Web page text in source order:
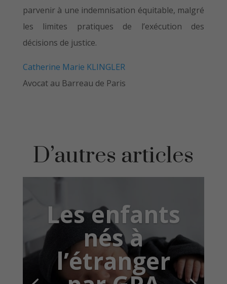
parvenir à une indemnisation équitable, malgré
les limites pratiques de l’exécution des
décisions de justice.
Catherine Marie KLINGLER
Avocat au Barreau de Paris
D’autres articles
Les enfants
nés à
l’étranger